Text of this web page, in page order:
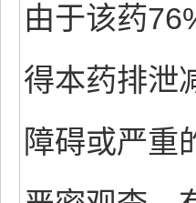
由于该药
得本药排泄
障碍或严重